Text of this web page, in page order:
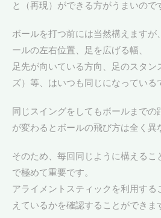
と（再現）ができる方がうまいので
ボールを打つ前には当然構えますが
ールの左右位置、足を広げる幅、
足先が向いている方向、足のスタン
ズ）等、はいつも同じになっている
同じスイングをしてもボールまでの
が変わるとボールの飛び方は全く異
そのため、毎回同じように構えるこ
で極めて重要です。
アライメントスティックを利用する
えているかを確認することができま